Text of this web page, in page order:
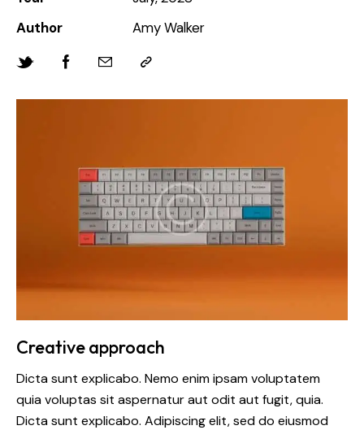
Author
Amy Walker
Creative approach
Dicta sunt explicabo. Nemo enim ipsam voluptatem
quia voluptas sit aspernatur aut odit aut fugit, quia.
Dicta sunt explicabo. Adipiscing elit, sed do eiusmod